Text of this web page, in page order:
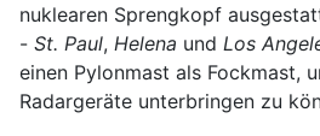
nuklearen Sprengkopf
- St. Paul, Helena und Los
einen Pylonmast als Fockmast,
Radargeräte unterbringen zu